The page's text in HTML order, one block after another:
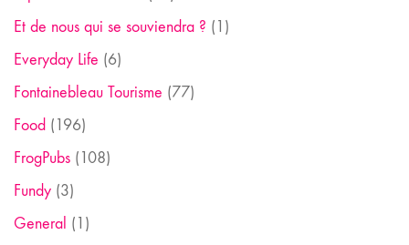
Et de nous qui se souviendra ? (1)
Everyday Life (6)
Fontainebleau Tourisme (77)
Food (196)
FrogPubs (108)
Fundy (3)
General (1)